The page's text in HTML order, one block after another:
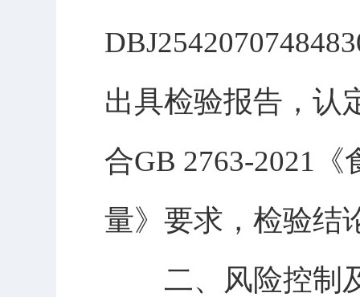
出具检验报告，认
合GB 2763-2021
量》要求，检验结
二、风险控制